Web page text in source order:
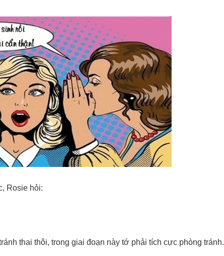
Rosie hỏi:
thai thôi, trong giai đoạn này tớ phải tích cực phòng tránh.